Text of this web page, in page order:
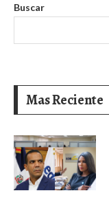
Buscar
Mas Reciente